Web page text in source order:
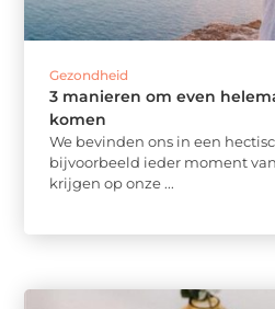
Gezondheid
3 manieren om even
komen
We bevinden ons in een
bijvoorbeeld ieder moment
krijgen op onze ...